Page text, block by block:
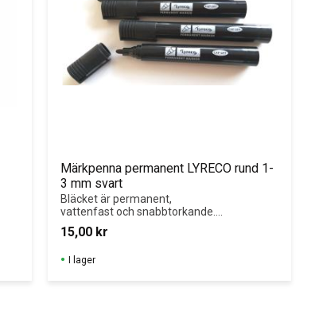
Märkpenna permanent LYRECO rund 1-
3 mm svart
Bläcket är permanent,
vattenfast och snabbtorkande.
Med pennkropp, huv och clips
av PP-plast.
15,00 kr
I lager